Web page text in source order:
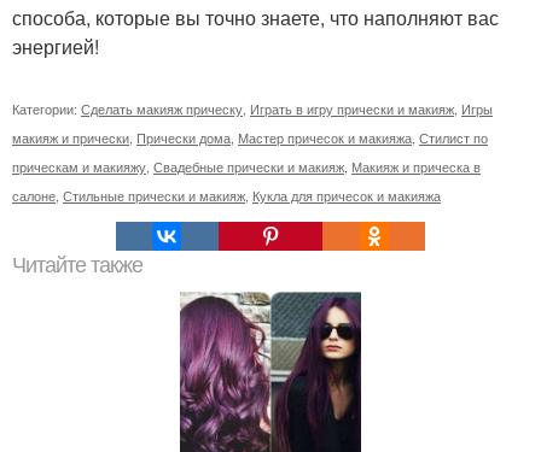
способа, которые вы точно знаете, что наполняют вас
энергией!
Категории: Сделать макияж прическу Играть в игру прически и макияж Игры
макияж и прически Прически дома Мастер причесок и макияжа Стилист по
прическам и макияжу Свадебные прически и макияж Макияж и прическа в
салоне Стильные прически и макияж Кукла для причесок и макияжа
Читайте также